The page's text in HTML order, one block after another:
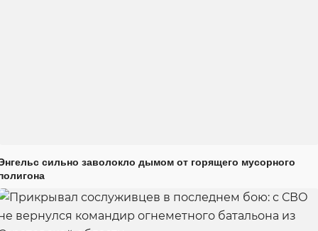
сильно заволокло дымом от горящего мусорного